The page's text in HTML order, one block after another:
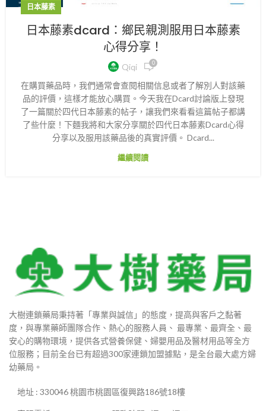
日本藤素
日本藤素dcard：鄉民親測服用日本藤素
心得分享！
Qiqi 0
在購買藥品時，我們通常會查閱相關信息或者了解別人對該藥
品的評價，這樣才能放心購買。今天我在Dcard討論版上發現
了一篇關於四代日本藤素的帖子，讓我們來看看這篇帖子都講
了些什麼！下麵我將和大家分享關於四代日本藤素Dcard心得
分享以及服用該藥品後的真實評價。 Dcard...
繼續閱讀
大樹連鎖藥局秉持著「專業與誠信」的態度，提高與客戶之黏著
度，與專業藥師團隊合作、熱心的服務人員、 最專業、最齊全、最
安心的購物環境，提供各式營養保健、婦嬰用品及醫材用品等全方
位服務；目前全台已有超過300家連鎖加盟據點，是全台最大處方婦
幼藥局。
地址 : 330046 桃園市桃園區復興路186號18樓